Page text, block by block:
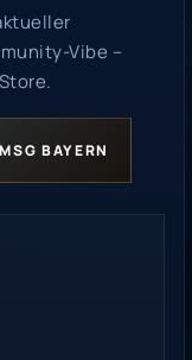
Vibe –
BAYERN